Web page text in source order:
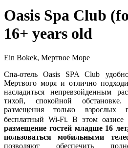
Oasis Spa Club
16+ years old
Ein Bokek, Мертвое Море
Спа-отель Oasis SPA Club
Мертвого моря и отлично
насладиться непревзойденным
тихой, спокойной
размещения только взрослых
бесплатный Wi-Fi.
В этом
размещение гостей младше 16
пользоваться мобильными
позволяют обеспечить